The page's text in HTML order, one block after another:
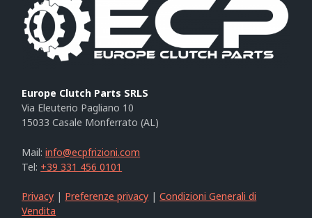
Europe Clutch Parts SRLS
Via Eleuterio Pagliano 10
15033 Casale Monferrato (AL)
Mail:info@ecpfrizioni.com
Tel: +39 331 456 0101
Privacy | Preferenze privacy |Condizioni Generali di
Vendita